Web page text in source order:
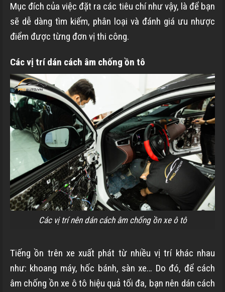
Mục đích của việc đặt ra các tiêu chí như vậy, là để bạn
sẽ dễ dàng tìm kiếm, phân loại và đánh giá ưu nhược
điểm được từng đơn vị thi công.
Các vị trí dán cách âm chống ồn tô
Các vị trí nên dán cách âm chống ồn xe ô tô
Tiếng ồn trên xe xuất phát từ nhiều vị trí khác nhau
như: khoang máy, hốc bánh, sàn xe… Do đó, để cách
âm chống ồn xe ô tô hiệu quả tối đa, bạn nên dán cách